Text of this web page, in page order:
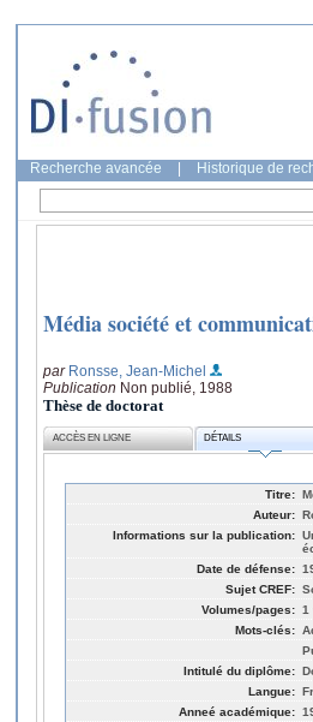
Recherche avancée Historique de
Média société et
par Ronsse, Jean-Michel
Publication Non publié, 1988
Thèse de doctorat
ACCÈS EN LIGNE DÉTAILS
Titre:
Auteur:
Informations sur la publication:
Date de défense:
Sujet CREF:
Volumes/pages: 1
Mots-clés:
Intitulé du diplôme:
Langue:
Anneé académique: